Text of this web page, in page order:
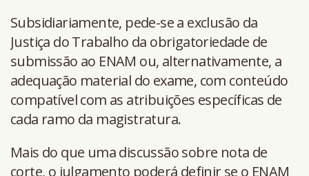
Subsidiariamente, pede-se a exclusão da
Justiça do Trabalho da obrigatoriedade de
submissão ao ENAM ou, alternativamente, a
adequação material do exame, com conteúdo
compatível com as atribuições específicas de
cada ramo da magistratura.
Mais do que uma discussão sobre nota de
corte, o julgamento poderá definir se o ENAM